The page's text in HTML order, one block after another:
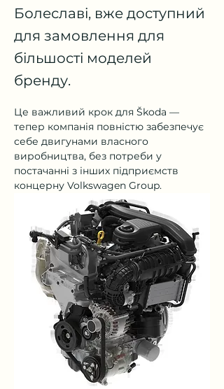
Болеславі, вже доступний
для замовлення для
більшості моделей
бренду.
Це важливий крок для Škoda —
тепер компанія повністю забезпечує
себе двигунами власного
виробництва, без потреби у
постачанні з інших підприємств
концерну Volkswagen Group.